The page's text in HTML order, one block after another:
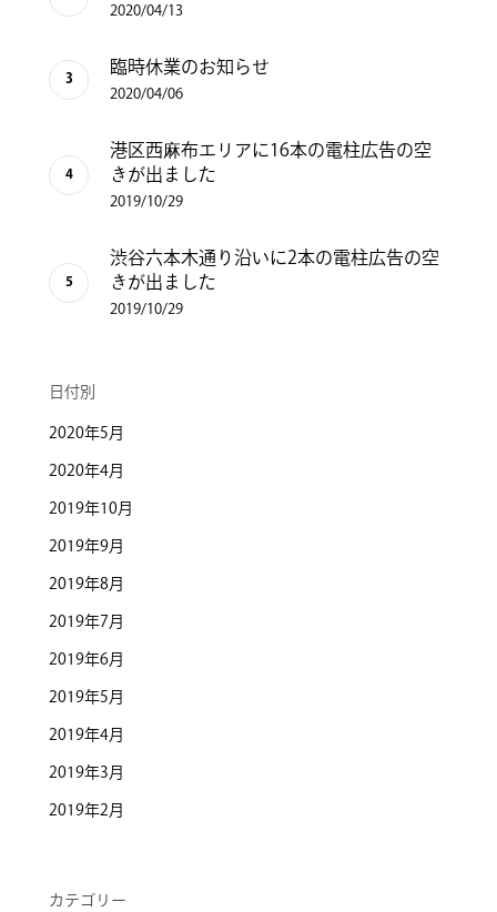
2020/04/13
臨時休業のお知らせ
2020/04/06
港区西麻布エリアに16本の電柱広告の空
きが出ました
2019/10/29
渋谷六本木通り沿いに2本の電柱広告の空
きが出ました
2019/10/29
日付別
2020年5月
2020年4月
2019年10月
2019年9月
2019年8月
2019年7月
2019年6月
2019年5月
2019年4月
2019年3月
2019年2月
カテゴリー